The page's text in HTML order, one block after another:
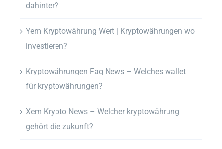
dahinter?
Yem Kryptowährung Wert | Kryptowährungen wo
investieren?
Kryptowährungen Faq News – Welches wallet
für kryptowährungen?
Xem Krypto News – Welcher kryptowährung
gehört die zukunft?